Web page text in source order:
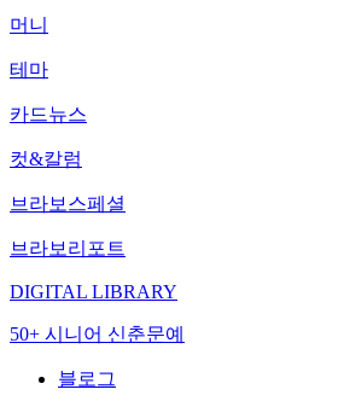
머니
테마
카드뉴스
컷&칼럼
브라보스페셜
브라보리포트
DIGITAL LIBRARY
50+ 시니어 신춘문예
블로그